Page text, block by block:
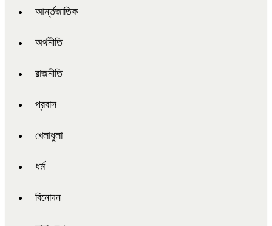
আর্ন্তজাতিক
অর্থনীতি
রাজনীতি
প্রবাস
খেলাধুলা
ধর্ম
বিনোদন